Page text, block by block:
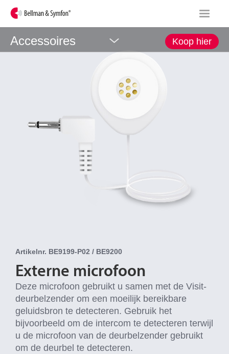
Accessoires Koop hier
Artikelnr. BE9199-P02 / BE9200
Externe microfoon
Deze microfoon gebruikt u samen met de Visit-
deurbelzender om een moeilijk bereikbare
geluidsbron te detecteren. Gebruik het
bijvoorbeeld om de intercom te detecteren terwijl
u de microfoon van de deurbelzender gebruikt
om de deurbel te detecteren.